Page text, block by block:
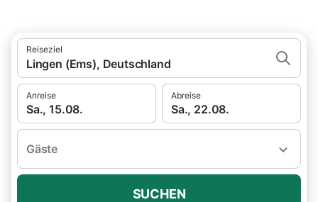
Reiseziel
Lingen (Ems), Deutschland
Anreise
Sa., 15.08.
Abreise
Sa., 22.08.
Gäste
SUCHEN